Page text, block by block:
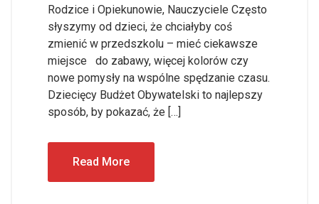
Rodzice i Opiekunowie, Nauczyciele Często
słyszymy od dzieci, że chciałyby coś
zmienić w przedszkolu – mieć ciekawsze
miejsce do zabawy, więcej kolorów czy
nowe pomysły na wspólne spędzanie czasu.
Dziecięcy Budżet Obywatelski to najlepszy
sposób, by pokazać, że […]
Read More